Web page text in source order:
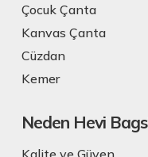
Çocuk Çanta
Kanvas Çanta
Cüzdan
Kemer
Neden Hevi
Kalite ve Güven